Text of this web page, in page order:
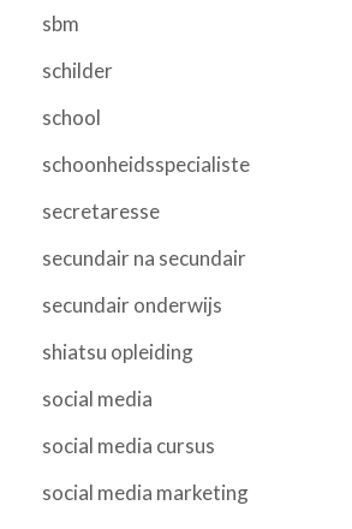
sbm
schilder
school
schoonheidsspecialiste
secretaresse
secundair na secundair
secundair onderwijs
shiatsu opleiding
social media
social media cursus
social media marketing